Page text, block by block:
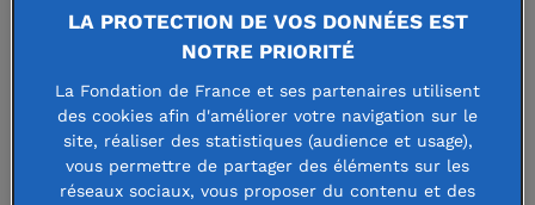
dernier à La Rayonne - CCO de Villeurbanne par la Fonda
, la Fondation de France etle Réseau national des
ensemble. Parmi les 130 participants, des salariés et
bénévoles d’associations, de fondations et d’organisations
de l’ESS.
LA PROTECTION DE VOS DONNÉES EST
NOTRE PRIORITÉ
La Fondation de France et ses partenaires utilisent
des cookies afin d'améliorer votre navigation sur le
site, réaliser des statistiques (audience et usage),
vous permettre de partager des éléments sur les
réseaux sociaux, vous proposer du contenu et des